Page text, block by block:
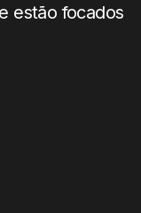
estão focados